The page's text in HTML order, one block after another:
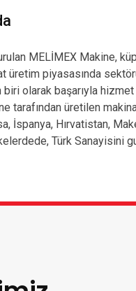
MELİMEX Makine,
üretim piyasasında
biri olarak başarıyla
tarafından üretilen
İspanya, Hırvatistan,
Türk Sanayisini